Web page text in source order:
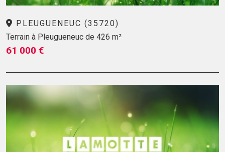
PLEUGUENEUC (35720)
Terrain à Pleugueneuc de 426 m²
61 000 €